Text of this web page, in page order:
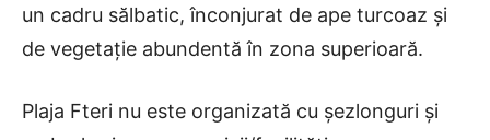
un cadru sălbatic, înconjurat de ape turcoaz și
de vegetație abundentă în zona superioară.
Plaja Fteri nu este organizată cu șezlonguri și